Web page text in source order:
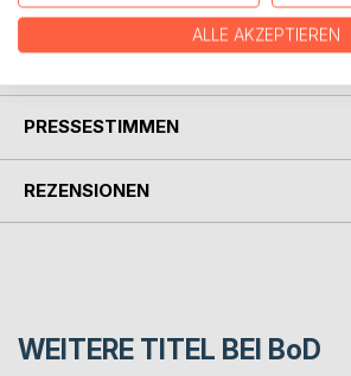
PRESSESTIMMEN
REZENSIONEN
WEITERE TITEL BEI BoD
ALLE AKZEPTIEREN